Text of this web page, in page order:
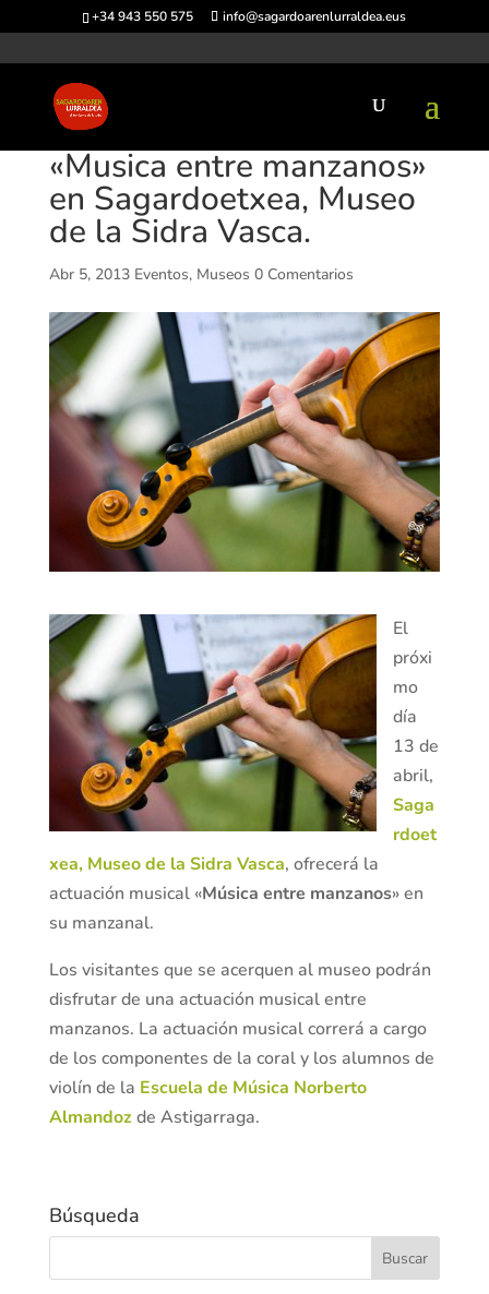
+34 943 550 575 info@sagardoarenlurraldea.eus
«Musica entre manzanos»
en Sagardoetxea, Museo
de la Sidra Vasca.
Abr 5, 2013 Eventos, Museos 0 Comentarios
El
próxi
mo
día
13 de
abril,
Saga
rdoet
xea, Museo de la Sidra Vasca, ofrecerá la
actuación musical «Música entre manzanos» en
su manzanal.
Los visitantes que se acerquen al museo podrán
disfrutar de una actuación musical entre
manzanos. La actuación musical correrá a cargo
de los componentes de la coral y los alumnos de
violín de la Escuela de Música Norberto
Almandozde Astigarraga.
Búsqueda